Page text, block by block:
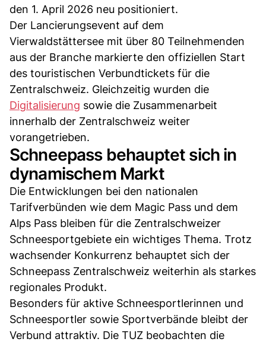
den 1. April 2026 neu positioniert.
Der Lancierungsevent auf dem
Vierwaldstättersee mit über 80 Teilnehmenden
aus der Branche markierte den offiziellen Start
des touristischen Verbundtickets für die
Zentralschweiz. Gleichzeitig wurden die
Digitalisierung sowie die Zusammenarbeit
innerhalb der Zentralschweiz weiter
vorangetrieben.
Schneepass behauptet sich in
dynamischem Markt
Die Entwicklungen bei den nationalen
Tarifverbünden wie dem Magic Pass und dem
Alps Pass bleiben für die Zentralschweizer
Schneesportgebiete ein wichtiges Thema. Trotz
wachsender Konkurrenz behauptet sich der
Schneepass Zentralschweiz weiterhin als starkes
regionales Produkt.
Besonders für aktive Schneesportlerinnen und
Schneesportler sowie Sportverbände bleibt der
Verbund attraktiv. Die TUZ beobachten die